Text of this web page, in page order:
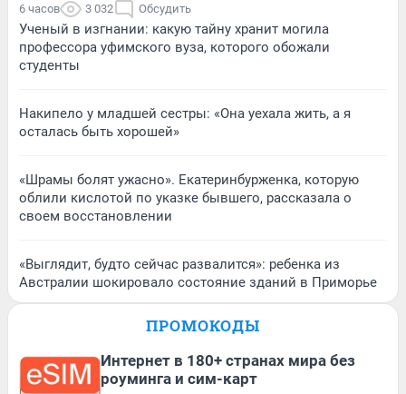
6 часов 3 032 Обсудить
Ученый в изгнании: какую тайну хранит могила
профессора уфимского вуза, которого обожали
студенты
Накипело у младшей сестры: «Она уехала жить, а я
осталась быть хорошей»
«Шрамы болят ужасно». Екатеринбурженка, которую
облили кислотой по указке бывшего, рассказала о
своем восстановлении
«Выглядит, будто сейчас развалится»: ребенка из
Австралии шокировало состояние зданий в Приморье
ПРОМОКОДЫ
Интернет в 180+ странах мира без
роуминга и сим-карт